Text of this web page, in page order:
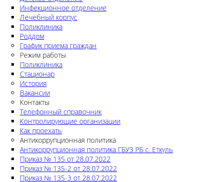
Инфекционное отделение
Лечебный корпус
Поликлиника
Роддом
График приема граждан
Режим работы
Поликлиника
Стационар
История
Вакансии
Контакты
Телефонный справочник
Контролирующие организации
Как проехать
Антикоррупционная политика
Антикоррупционная политика ГБУЗ РБ с. Еткуль
Приказ № 135 от 28.07.2022
Приказ № 135-2 от 28.07.2022
Приказ № 135-3 от 28.07.2022